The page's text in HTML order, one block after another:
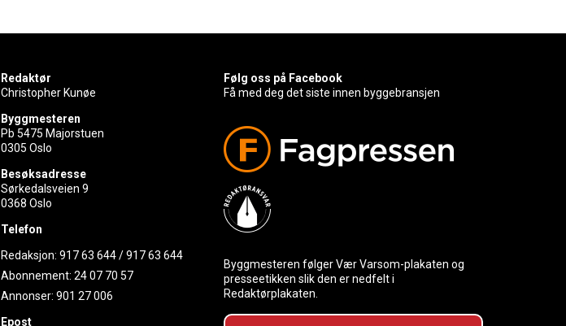
Redaktør
Christopher Kunøe
Byggmesteren
Pb 5475 Majorstuen
0305 Oslo
Besøksadresse
Sørkedalsveien 9
0368 Oslo
Telefon
Redaksjon:917 63 644/917 63 644
Abonnement:24 07 70 57
Annonser:901 27 006
Epost
Følg oss på Facebook
Få med deg det siste innen byggebransjen
Byggmesteren følger Vær Varsom-plakaten og
presseetikken slik den er nedfelt i
Redaktørplakaten.